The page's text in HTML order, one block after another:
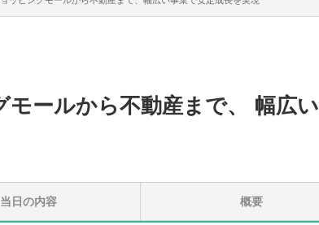
モールから不動産まで、
幅広い
当日の内容 概要